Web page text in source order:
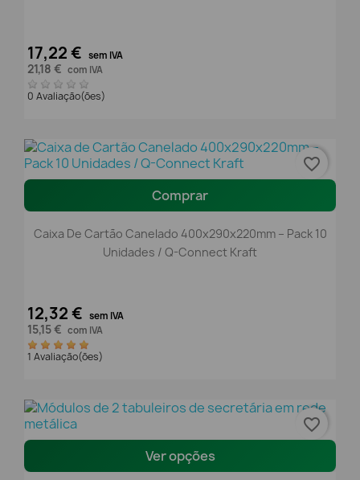
17,22 € sem IVA
21,18 € com IVA
0 Avaliação(ões)
Comprar
Caixa De Cartão Canelado 400x290x220mm – Pack 10
Unidades / Q-Connect Kraft
12,32 € sem IVA
15,15 € com IVA
1 Avaliação(ões)
favorite_border
Ver opções
favorite_border